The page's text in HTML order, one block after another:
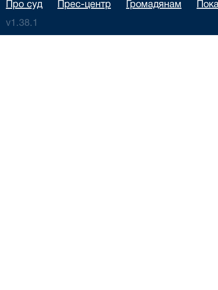
Про суд Прес-центр Громадянам
v1.38.1